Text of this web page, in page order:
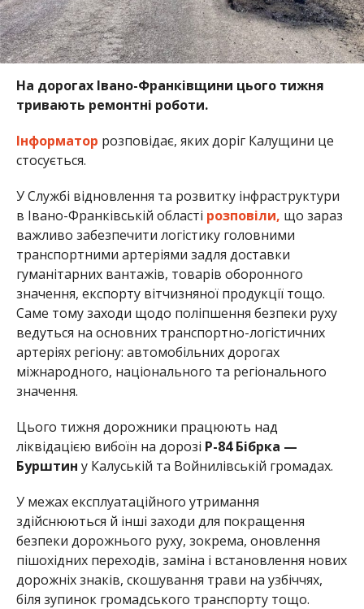
На дорогах Івано-Франківщини цього тижня
тривають ремонтні роботи.
Інформатор розповідає, яких доріг Калущини це
стосується.
У Службі відновлення та розвитку інфраструктури
в Івано-Франківській області розповіли, що зараз
важливо забезпечити логістику головними
транспортними артеріями задля доставки
гуманітарних вантажів, товарів оборонного
значення, експорту вітчизняної продукції тощо.
Саме тому заходи щодо поліпшення безпеки руху
ведуться на основних транспортно-логістичних
артеріях регіону: автомобільних дорогах
міжнародного, національного та регіонального
значення.
Цього тижня дорожники працюють над
ліквідацією вибоїн на дорозі Р-84 Бібрка —
Бурштин у Калуській та Войнилівській громадах.
У межах експлуатаційного утримання
здійснюються й інші заходи для покращення
безпеки дорожнього руху, зокрема, оновлення
пішохідних переходів, заміна і встановлення нових
дорожніх знаків, скошування трави на узбіччях,
біля зупинок громадського транспорту тощо.